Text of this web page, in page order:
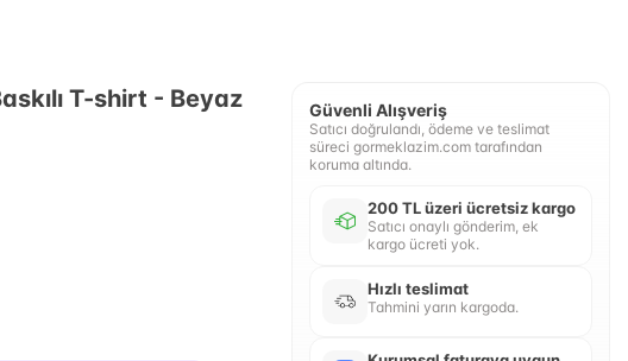
T-shirt - Beyaz Güvenli Alışveriş
Satıcı doğrulandı, ödeme ve teslimat
süreci gormeklazim.com tarafından
koruma altında.
200 TL üzeri ücretsiz kargo
Satıcı onaylı gönderim, ek
kargo ücreti yok.
Hızlı teslimat
Tahmini yarın kargoda.